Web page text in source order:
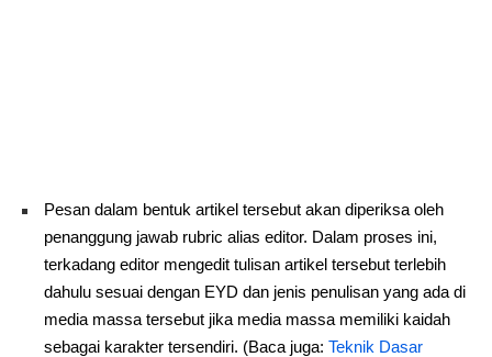
Pesan dalam bentuk artikel tersebut akan diperiksa oleh
penanggung jawab rubric alias editor. Dalam proses ini,
terkadang editor mengedit tulisan artikel tersebut terlebih
dahulu sesuai dengan EYD dan jenis penulisan yang ada di
media massa tersebut jika media massa memiliki kaidah
sebagai karakter tersendiri. (Baca juga: Teknik Dasar